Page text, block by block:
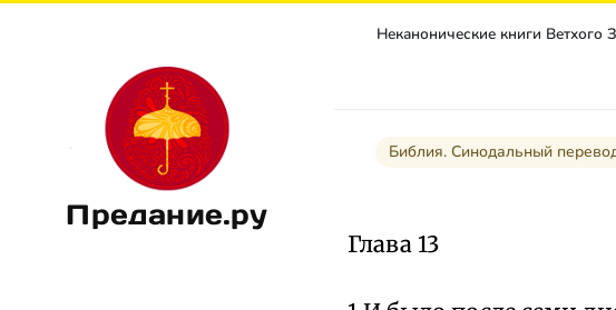
Предание.ру
Библия. Синодальный
Глава 13